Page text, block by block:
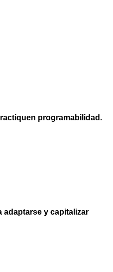
programabilidad.
adaptarse y capitalizar